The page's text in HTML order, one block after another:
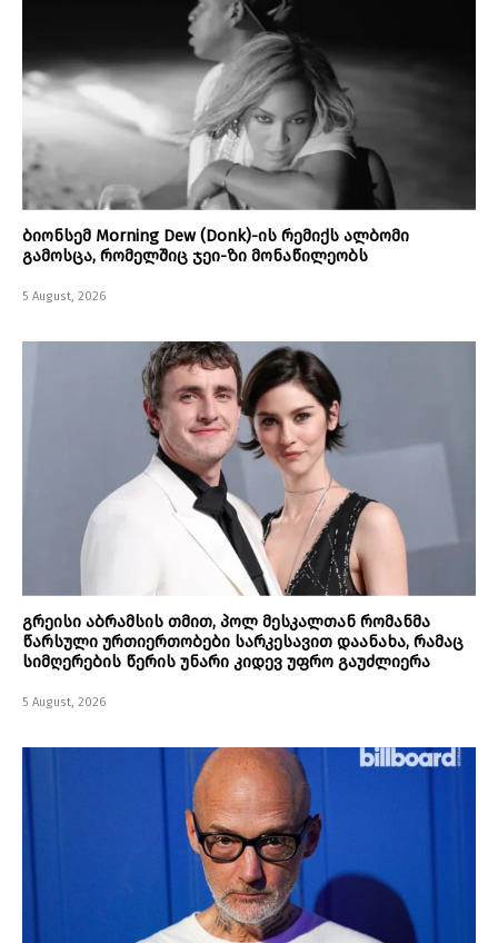
ბიონსემ Morning Dew (Donk)-ის რემიქს ალბომი
გამოსცა, რომელშიც ჯეი-ზი მონაწილეობს
5 August, 2026
გრეისი აბრამსის თმით, პოლ მესკალთან რომანმა
წარსული ურთიერთობები სარკესავით დაანახა, რამაც
სიმღერების წერის უნარი კიდევ უფრო გაუძლიერა
5 August, 2026